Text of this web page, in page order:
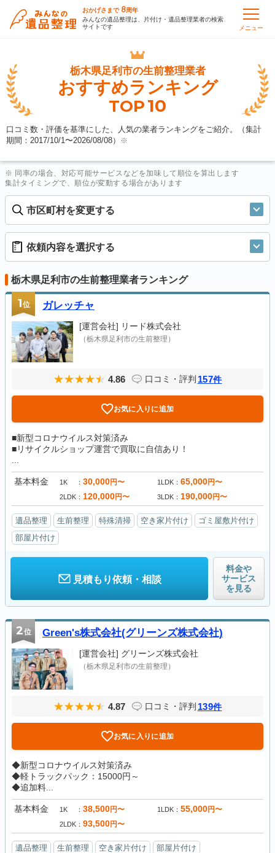
おかげさまで 8周年
みんなの遺品整理は、片付け・遺品整理業者の検索
サイトです
メニュー
栃木県足利市の生前整理業者
おすすめランキング
TOP10
口コミ数・評価を基準にした、人気の業者ランキングをご紹介。（集計
期間：2017/10/1〜2026/08/08） ※
※ 同率の場合、対応可能サービスなどを加味して順位を算出します
集計タイミングで、順位が変動する場合があります
市区町村を変更する
依頼内容を選択する
栃木県足利市の生前整理業者ランキング
1位 ガレッチャ
[運営会社] リード株式会社
（栃木県足利市の生前整理）
4.86 口コミ・評判 157件
お気に入りに追加
■新型コロナウイルス対策済み
■リサイクルショップ運営で買取に自信あり！
基本料金 1K 30,000円〜 1LDK 65,000円〜
2LDK 120,000円〜 3LDK 190,000円〜
遺品整理 生前整理 特殊清掃 空き家片付け
ゴミ屋敷片付け
部屋片付け
見積もり依頼・相談
料金や
サービス
を見る
2位 Green's株式会社(グリーンズ株式会社)
[運営会社] グリーンズ株式会社
（栃木県足利市の生前整理）
4.87 口コミ・評判 139件
お気に入りに追加
◆新型コロナウイルス対策済み
◆軽トラックパック：15000円～
◆追加料...
基本料金 1K 38,500円〜 1LDK 55,000円〜
2LDK 93,500円〜
遺品整理 生前整理 空き家片付け 部屋片付け